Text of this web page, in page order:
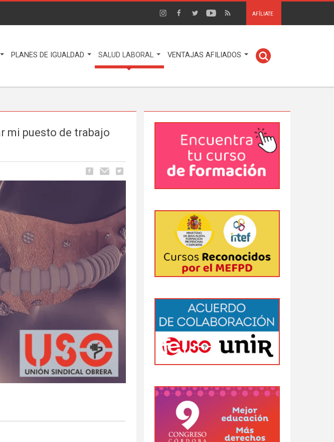
AFÍLIATE
PLANES DE IGUALDAD SALUD LABORAL VENTAJAS AFILIADOS
mi puesto de trabajo